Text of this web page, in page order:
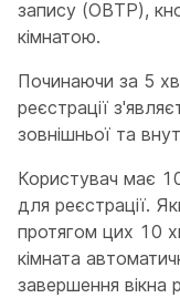
запису (OBTP),
кімнатою.
Починаючи за 5
реєстрації
зовнішньої та
Користувач має
для реєстрації.
протягом цих 10
кімната
завершення вікна